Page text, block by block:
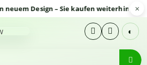
Design – Sie kaufen weiterhin sicher
×
◐